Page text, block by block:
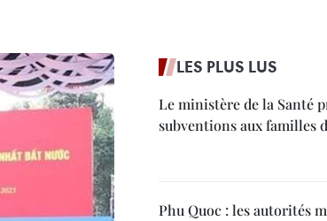
LES PLUS LUS
Le ministère de la Santé
subventions aux familles
Phu Quoc : les autorités